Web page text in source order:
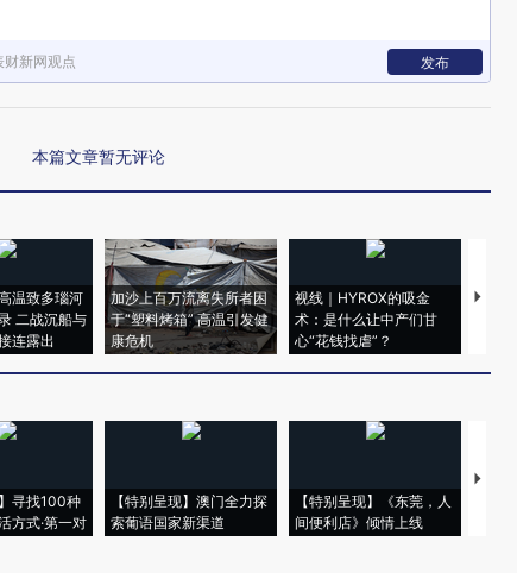
新网观点 发布
本篇文章暂无评论
温致多瑙河
二战沉船与
连露出
加沙上百万流离失所者困
于“塑料烤箱” 高温引发健
康危机
视线｜HYROX的吸金
术：是什么让中产们甘
心“花钱找虐”？
马航
寻找100种
方式·第一对
【特别呈现】澳门全力探
索葡语国家新渠道
【特别呈现】《东莞，人
间便利店》倾情上线
【推